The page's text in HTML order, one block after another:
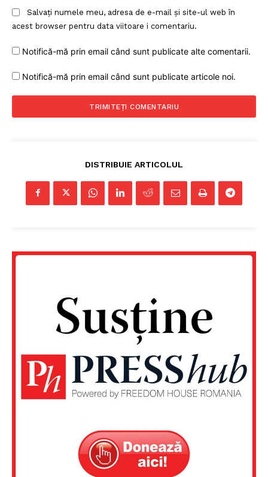
Salvați numele meu, adresa de e-mail și site-ul web în
acest browser pentru data viitoare i comentariu.
Notifică-mă prin email când sunt publicate alte comentarii.
Notifică-mă prin email când sunt publicate articole noi.
DISTRIBUIE ARTICOLUL